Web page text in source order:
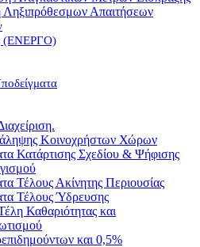
Ληξιπρόθεσμων Απαιτήσεων
(ΕΝΕΡΓΟ)
Κοινοχρήστων Χώρων
Κατάρτισης Σχεδίου & Ψήφισης
Τέλους Ακίνητης Περιουσίας
Τέλους Ύδρευσης
Καθαριότητας και
και 0,5%